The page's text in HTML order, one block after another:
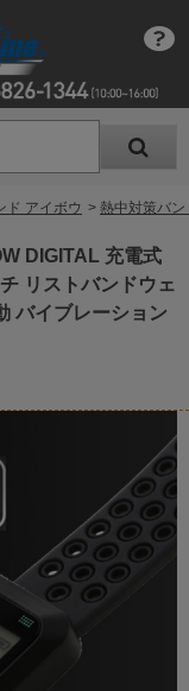
ド アイボウ > 熱中対策バ
DIGITAL 充電式
リストバンドウェ
バイブレーション